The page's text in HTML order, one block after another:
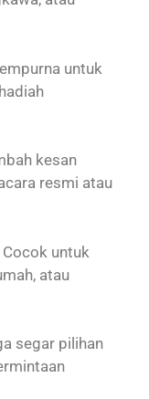
untuk
kesan
resmi atau
untuk
atau
segar pilihan